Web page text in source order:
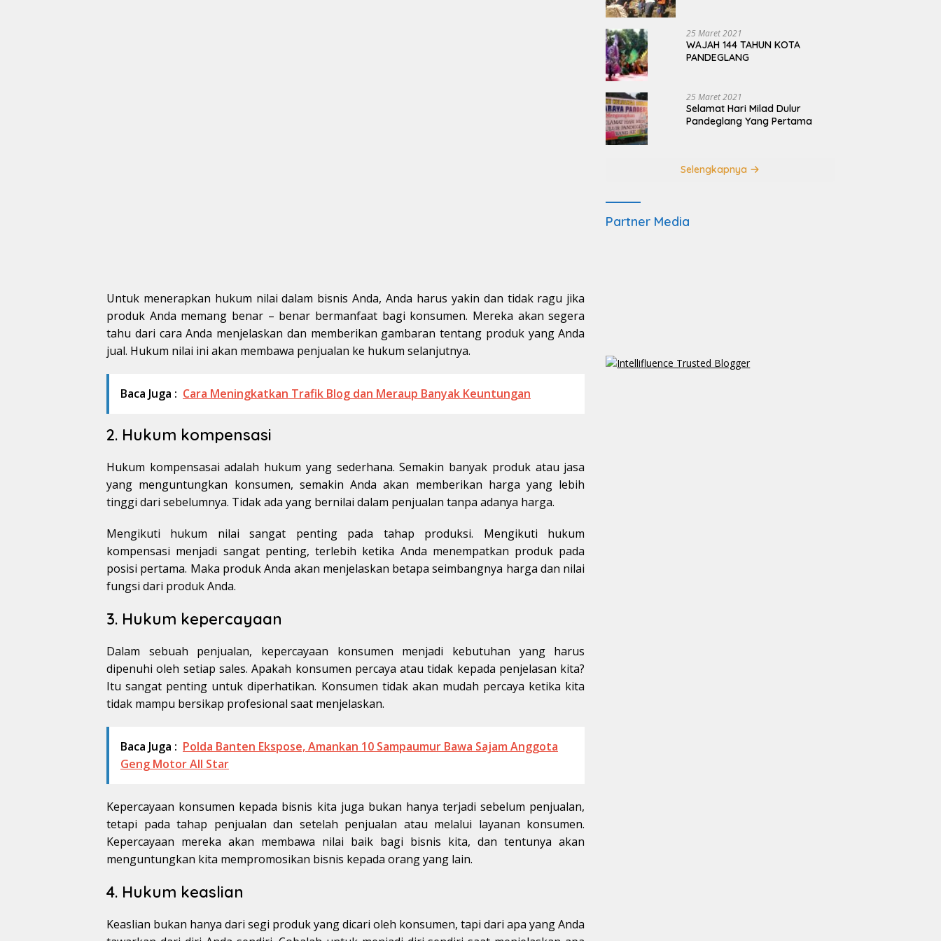
Untuk menerapkan hukum nilai dalam bisnis Anda, Anda harus yakin dan tidak ragu jika
produk Anda memang benar – benar bermanfaat bagi konsumen. Mereka akan segera
tahu dari cara Anda menjelaskan dan memberikan gambaran tentang produk yang Anda
jual. Hukum nilai ini akan membawa penjualan ke hukum selanjutnya.
Baca Juga : Cara Meningkatkan Trafik Blog dan Meraup Banyak Keuntungan
2. Hukum kompensasi
Hukum kompensasai adalah hukum yang sederhana. Semakin banyak produk atau jasa
yang menguntungkan konsumen, semakin Anda akan memberikan harga yang lebih
tinggi dari sebelumnya. Tidak ada yang bernilai dalam penjualan tanpa adanya harga.
Mengikuti hukum nilai sangat penting pada tahap produksi. Mengikuti hukum
kompensasi menjadi sangat penting, terlebih ketika Anda menempatkan produk pada
posisi pertama. Maka produk Anda akan menjelaskan betapa seimbangnya harga dan nilai
fungsi dari produk Anda.
3. Hukum kepercayaan
Dalam sebuah penjualan, kepercayaan konsumen menjadi kebutuhan yang harus
dipenuhi oleh setiap sales. Apakah konsumen percaya atau tidak kepada penjelasan kita?
Itu sangat penting untuk diperhatikan. Konsumen tidak akan mudah percaya ketika kita
tidak mampu bersikap profesional saat menjelaskan.
Baca Juga : Polda Banten Ekspose, Amankan 10 Sampaumur Bawa Sajam Anggota
Geng Motor All Star
Kepercayaan konsumen kepada bisnis kita juga bukan hanya terjadi sebelum penjualan,
tetapi pada tahap penjualan dan setelah penjualan atau melalui layanan konsumen.
Kepercayaan mereka akan membawa nilai baik bagi bisnis kita, dan tentunya akan
menguntungkan kita mempromosikan bisnis kepada orang yang lain.
4. Hukum keaslian
Keaslian bukan hanya dari segi produk yang dicari oleh konsumen, tapi dari apa yang Anda
25 Maret 2021
WAJAH 144 TAHUN KOTA
PANDEGLANG
25 Maret 2021
Selamat Hari Milad Dulur
Pandeglang Yang Pertama
Selengkapnya
Partner Media